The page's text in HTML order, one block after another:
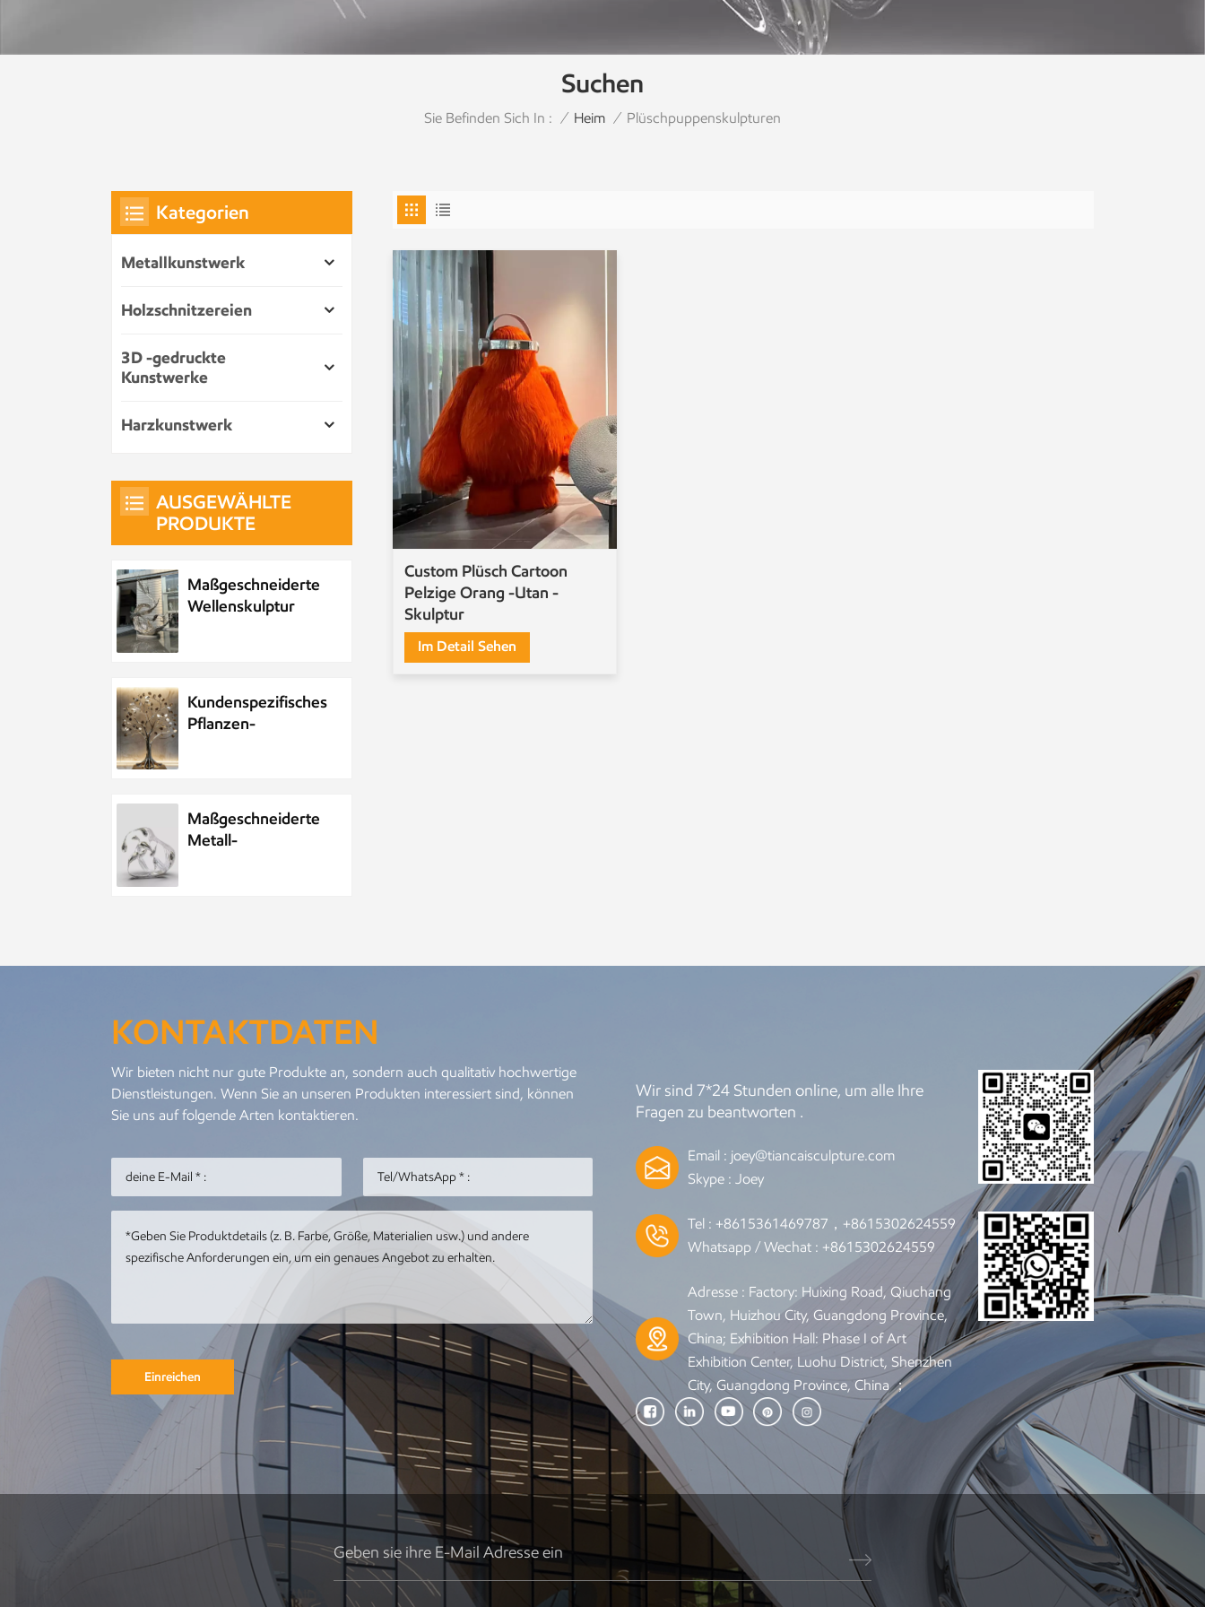
Suchen
Sie Befinden Sich In : / Heim / Plüschpuppenskulpturen
Custom Plüsch Cartoon
Pelzige Orang -Utan -
Skulptur
Im Detail Sehen
Kategorien
Metallkunstwerk
Holzschnitzereien
3D -gedruckte
Kunstwerke
Harzkunstwerk
AUSGEWÄHLTE
PRODUKTE
Maßgeschneiderte
Wellenskulptur
Kundenspezifisches
Pflanzen-
Maßgeschneiderte
Metall-
Edelstahl im Park,
Nachtszenenskulptur
Meeresleben-
Abstraktes
Goldfisch-
Metall und
Edelstahl
Personalisierter
Metallanhänger
mit Meereswal-
Kunstwerk
Metall-Edelstahl-
Tier-Metall-Pfau-
Skulptur
Runde
Gebäudeskulptur
aus Metall,
Gartenlandschaft,
Skulptur,
Kunstinstallation
KONTAKTDATEN
Wir bieten nicht nur gute Produkte an, sondern auch qualitativ hochwertige
Dienstleistungen. Wenn Sie an unseren Produkten interessiert sind, können
Sie uns auf folgende Arten kontaktieren.
Einreichen
Wir sind 7*24 Stunden online, um alle Ihre
Fragen zu beantworten .
Email : joey@tiancaisculpture.com
Skype :Joey
Tel : +8615361469787，+8615302624559
Whatsapp / Wechat : +8615302624559
Adresse : Factory: Huixing Road, Qiuchang
Town, Huizhou City, Guangdong Province,
China; Exhibition Hall: Phase I of Art
Exhibition Center, Luohu District, Shenzhen
City, Guangdong Province, China ；